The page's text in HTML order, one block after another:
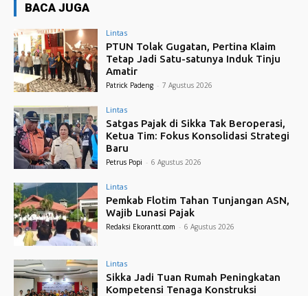
BACA JUGA
Lintas
PTUN Tolak Gugatan, Pertina Klaim
Tetap Jadi Satu-satunya Induk Tinju
Amatir
Patrick Padeng - 7 Agustus 2026
Lintas
Satgas Pajak di Sikka Tak Beroperasi,
Ketua Tim: Fokus Konsolidasi Strategi
Baru
Petrus Popi - 6 Agustus 2026
Lintas
Pemkab Flotim Tahan Tunjangan ASN,
Wajib Lunasi Pajak
Redaksi Ekorantt.com - 6 Agustus 2026
Lintas
Sikka Jadi Tuan Rumah Peningkatan
Kompetensi Tenaga Konstruksi